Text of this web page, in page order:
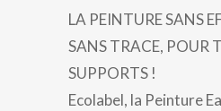
LA PEINTURE SANS
SANS TRACE, POUR
SUPPORTS !
Ecolabel, la Peinture